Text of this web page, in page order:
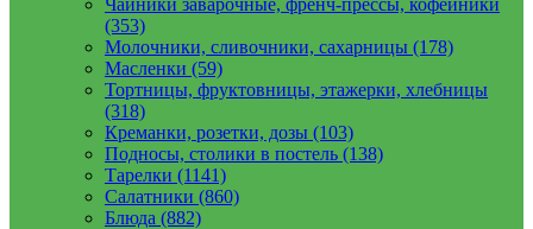
Чайники заварочные, френч-прессы, кофейники
(353)
Молочники, сливочники, сахарницы (178)
Масленки (59)
Тортницы, фруктовницы, этажерки, хлебницы
(318)
Креманки, розетки, дозы (103)
Подносы, столики в постель (138)
Тарелки (1141)
Салатники (860)
Блюда (882)